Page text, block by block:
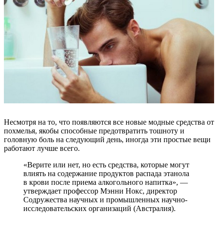
Несмотря на то, что появляются все новые модные средства от
похмелья, якобы способные предотвратить тошноту и
головную боль на следующий день, иногда эти простые вещи
работают лучше всего.
«Верите или нет, но есть средства, которые могут
влиять на содержание продуктов распада этанола
в крови после приема алкогольного напитка», —
утверждает профессор Мэнни Нокс, директор
Содружества научных и промышленных научно-
исследовательских организаций (Австралия).